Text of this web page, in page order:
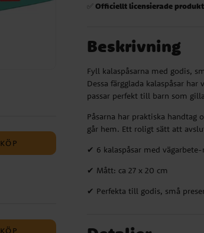
KÖP
KÖP
✅Officiellt licensierade
Beskrivning
Fyll kalaspåsarna med godis,
Dessa färgglada kalaspåsar
passar perfekt till barn som
Påsarna har praktiska
går hem. Ett roligt sätt att
✔ 6 kalaspåsar med
✔ Mått: ca 27 x 20 cm
✔ Perfekta till godis, små